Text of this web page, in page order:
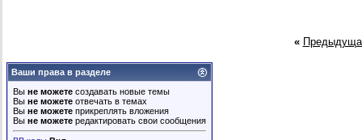
«
Ваши права в разделе
Вы не можете создавать новые темы
Вы не можете отвечать в темах
Вы не можете прикреплять вложения
Вы не можете редактировать свои сообщения